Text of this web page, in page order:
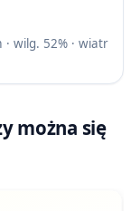
wilg. 52% · wiatr
można się